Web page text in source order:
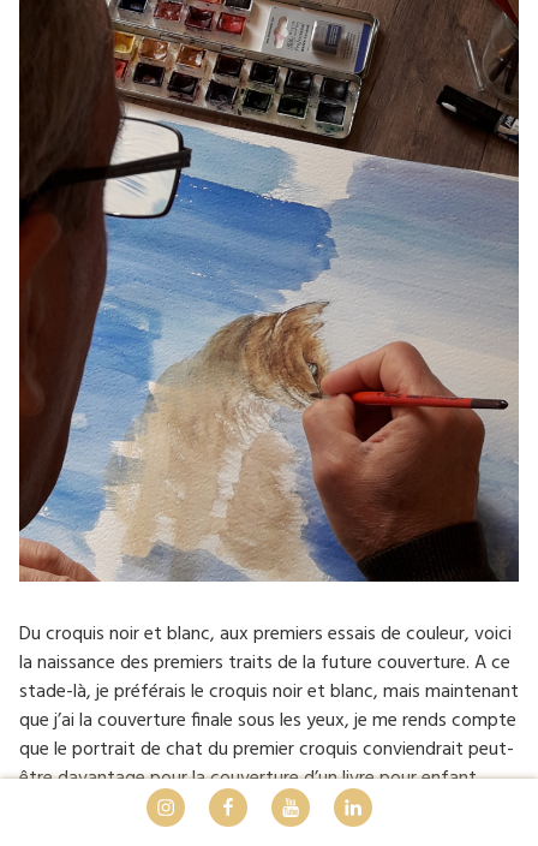
InstagramFacebookYoutubeLinkedIn
Du croquis noir et blanc, aux premiers essais de couleur, voici
la naissance des premiers traits de la future couverture. A ce
stade-là, je préférais le croquis noir et blanc, mais maintenant
que j’ai la couverture finale sous les yeux, je me rends compte
que le portrait de chat du premier croquis conviendrait peut-
être davantage pour la couverture d’un livre pour enfant.